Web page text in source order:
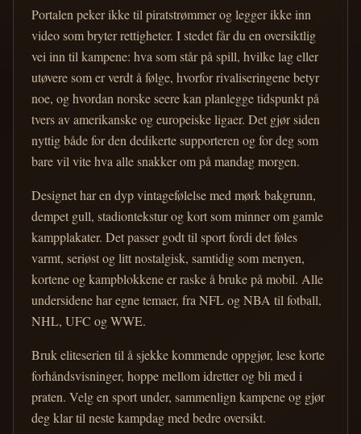
Portalen peker ikke til piratstrømmer og legger ikke inn
video som bryter rettigheter. I stedet får du en oversiktlig
vei inn til kampene: hva som står på spill, hvilke lag eller
utøvere som er verdt å følge, hvorfor rivaliseringene betyr
noe, og hvordan norske seere kan planlegge tidspunkt på
tvers av amerikanske og europeiske ligaer. Det gjør siden
nyttig både for den dedikerte supporteren og for deg som
bare vil vite hva alle snakker om på mandag morgen.
Designet har en dyp vintagefølelse med mørk bakgrunn,
dempet gull, stadiontekstur og kort som minner om gamle
kampplakater. Det passer godt til sport fordi det føles
varmt, seriøst og litt nostalgisk, samtidig som menyen,
kortene og kampblokkene er raske å bruke på mobil. Alle
undersidene har egne temaer, fra NFL og NBA til fotball,
NHL, UFC og WWE.
Bruk eliteserien til å sjekke kommende oppgjør, lese korte
forhåndsvisninger, hoppe mellom idretter og bli med i
praten. Velg en sport under, sammenlign kampene og gjør
deg klar til neste kampdag med bedre oversikt.